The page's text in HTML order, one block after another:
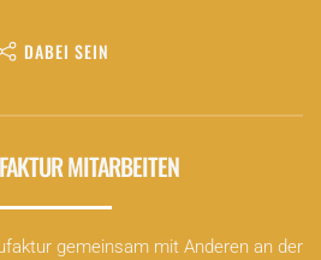
DABEI SEIN
MITARBEITEN
gemeinsam mit Anderen an der